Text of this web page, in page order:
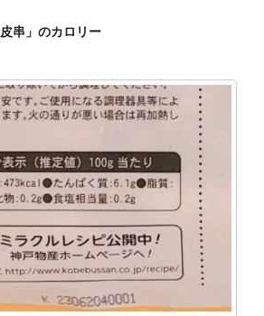
串」のカロリー